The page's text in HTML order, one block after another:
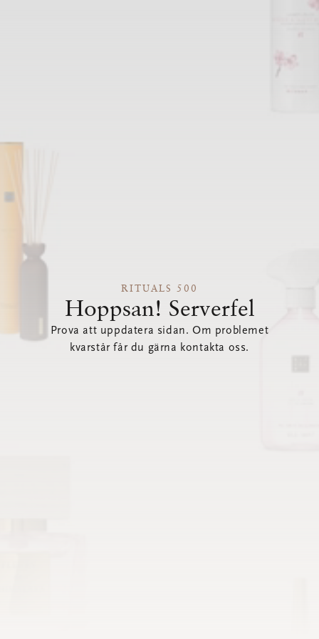
RITUALS 500
Hoppsan! Serverfel
Prova att uppdatera sidan. Om problemet
kvarstår får du gärna kontakta oss.